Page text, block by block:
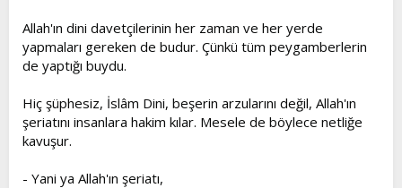
Allah'ın dini davetçilerinin her zaman ve her yerde
yapmaları gereken de budur. Çünkü tüm peygamberlerin
de yaptığı buydu.
Hiç şüphesiz, İslâm Dini, beşerin arzularını değil, Allah'ın
şeriatını insanlara hakim kılar. Mesele de böylece netliğe
kavuşur.
- Yani ya Allah'ın şeriatı,